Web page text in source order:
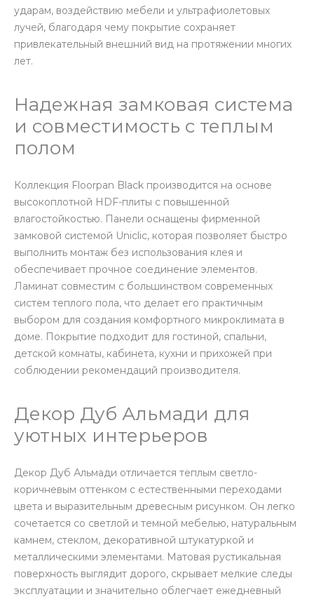
ударам, воздействию мебели и ультрафиолетовых
лучей, благодаря чему покрытие сохраняет
привлекательный внешний вид на протяжении многих
лет.
Надежная замковая система
и совместимость с теплым
полом
Коллекция Floorpan Black производится на основе
высокоплотной HDF-плиты с повышенной
влагостойкостью. Панели оснащены фирменной
замковой системой Uniclic, которая позволяет быстро
выполнить монтаж без использования клея и
обеспечивает прочное соединение элементов.
Ламинат совместим с большинством современных
систем теплого пола, что делает его практичным
выбором для создания комфортного микроклимата в
доме. Покрытие подходит для гостиной, спальни,
детской комнаты, кабинета, кухни и прихожей при
соблюдении рекомендаций производителя.
Декор Дуб Альмади для
уютных интерьеров
Декор Дуб Альмади отличается теплым светло-
коричневым оттенком с естественными переходами
цвета и выразительным древесным рисунком. Он легко
сочетается со светлой и темной мебелью, натуральным
камнем, стеклом, декоративной штукатуркой и
металлическими элементами. Матовая рустикальная
поверхность выглядит дорого, скрывает мелкие следы
эксплуатации и значительно облегчает ежедневный